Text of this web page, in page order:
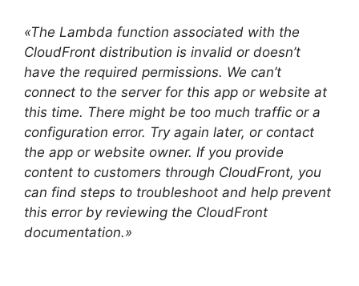
«The Lambda function associated with the
CloudFront distribution is invalid or doesn’t
have the required permissions. We can’t
connect to the server for this app or website at
this time. There might be too much traffic or a
configuration error. Try again later, or contact
the app or website owner. If you provide
content to customers through CloudFront, you
can find steps to troubleshoot and help prevent
this error by reviewing the CloudFront
documentation.»